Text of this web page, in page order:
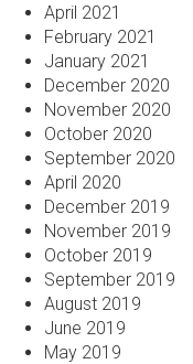
April 2021
February 2021
January 2021
December 2020
November 2020
October 2020
September 2020
April 2020
December 2019
November 2019
October 2019
September 2019
August 2019
June 2019
May 2019